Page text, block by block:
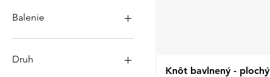
Balenie
10 ks balenie
10ks
Druh
Rychlý náhled
Knôt bavlnený - plochý